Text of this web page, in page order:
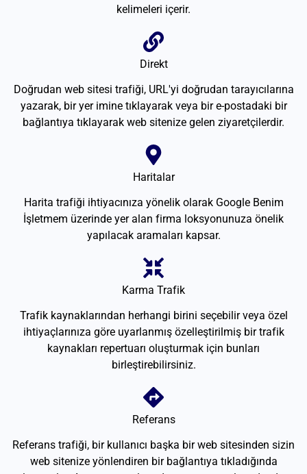
kelimeleri içerir.
Direkt
Doğrudan web sitesi trafiği, URL'yi doğrudan tarayıcılarına
yazarak, bir yer imine tıklayarak veya bir e-postadaki bir
bağlantıya tıklayarak web sitenize gelen ziyaretçilerdir.
Haritalar
Harita trafiği ihtiyacınıza yönelik olarak Google Benim
İşletmem üzerinde yer alan firma loksyonunuza önelik
yapılacak aramaları kapsar.
Karma Trafik
Trafik kaynaklarından herhangi birini seçebilir veya özel
ihtiyaçlarınıza göre uyarlanmış özelleştirilmiş bir trafik
kaynakları repertuarı oluşturmak için bunları
birleştirebilirsiniz.
Referans
Referans trafiği, bir kullanıcı başka bir web sitesinden sizin
web sitenize yönlendiren bir bağlantıya tıkladığında